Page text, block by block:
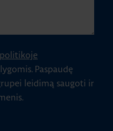
Paspaudę
leidimą saugoti ir